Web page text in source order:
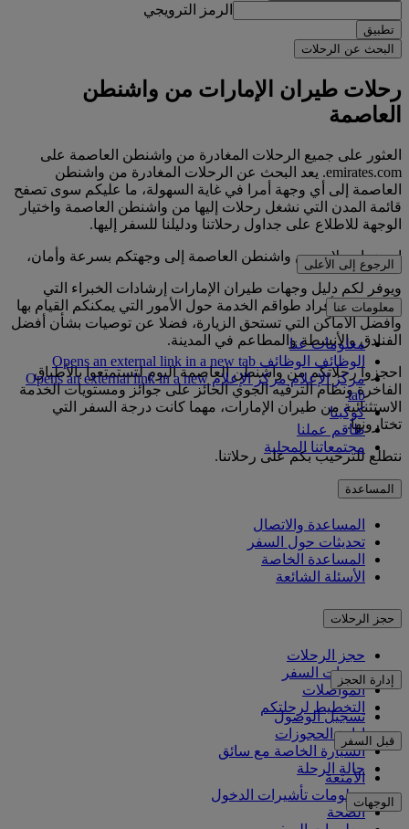
الرمز الترويجي
تطبيق
البحث عن الرحلات
رحلات طيران الإمارات من واشنطن
العاصمة
العثور على جميع الرحلات المغادرة من واشنطن العاصمة على
emirates.com. يعد البحث عن الرحلات المغادرة من واشنطن
العاصمة إلى أي وجهة أمرا في غاية السهولة، ما عليكم سوى تصفح
قائمة المدن التي نشغل رحلات إليها من واشنطن العاصمة واختيار
الوجهة للاطلاع على جداول رحلاتنا ودليلنا للسفر إليها.
احجزوا رحلات من واشنطن العاصمة إلى وجهتكم بسرعة وأمان،
ويوفر لكم دليل وجهات طيران الإمارات إرشادات الخبراء التي
يقدمها لكم أفراد طواقم الخدمة حول الأمور التي يمكنكم القيام بها
وأفضل الأماكن التي تستحق الزيارة، فضلا عن توصيات بشأن أفضل
الفنادق والأنشطة والمطاعم في المدينة.
احجزوا رحلاتكم من واشنطن العاصمة اليوم لتستمتعوا بالأطباق
الفاخرة ونظام الترفيه الجوي الحائز على جوائز ومستويات الخدمة
الاستثنائية من طيران الإمارات، مهما كانت درجة السفر التي
تختارونها.
نتطلع للترحيب بكم على رحلاتنا.
الرجوع إلى الأعلى
معلومات عنا
معلومات عنا
الوظائف الوظائف Opens an external link in a new tab
مركز الإعلام
مركز الإعلام Opens an external link in a new
tab
كوكبنا
طاقم عملنا
مجتمعاتنا المحلية
المساعدة
المساعدة والاتصال
تحديثات حول السفر
المساعدة الخاصة
الأسئلة الشائعة
حجز الرحلات
حجز الرحلات
خدمات السفر
المواصلات
التخطيط لرحلتكم
إدارة الحجز
تسجيل الوصول
إدارة الحجوزات
السيارة الخاصة مع سائق
حالة الرحلة
قبل السفر
الأمتعة
معلومات تأشيرات الدخول
الصحة
الوجهات